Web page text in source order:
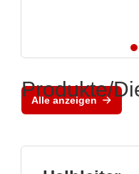
Alle anzeigen
Produkte/